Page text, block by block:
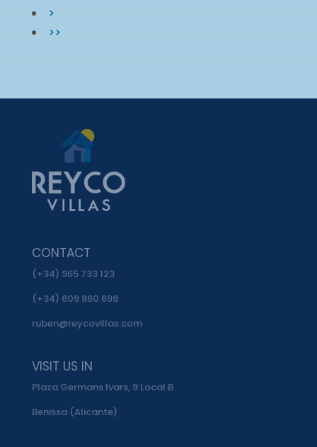
>
>>
CONTACT
(+34) 965 733 123
(+34) 609 860 699
ruben@reycovillas.com
VISIT US IN
Plaza Germans Ivars, 9 Local B
Benissa (Alicante)